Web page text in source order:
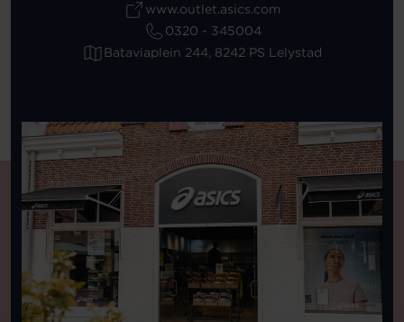
www.outlet.asics.com
0320 - 345004
Bataviaplein 244, 8242 PS Lelystad